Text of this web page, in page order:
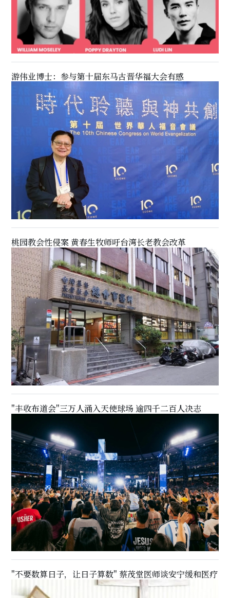
游伟业博士：参与第十届东马古晋华福大会有感
桃园教会性侵案 黄春生牧师吁台湾长老教会改革
"丰收布道会"三万人涌入天使球场 逾四千二百人决志
"不要数算日子，让日子算数" 蔡茂堂医师谈安宁缓和医疗